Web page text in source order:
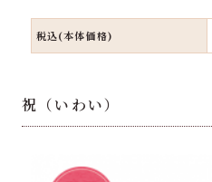
税込(本体価格)
祝（いわい）